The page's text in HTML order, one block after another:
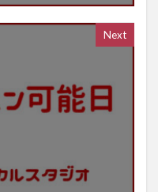
Next